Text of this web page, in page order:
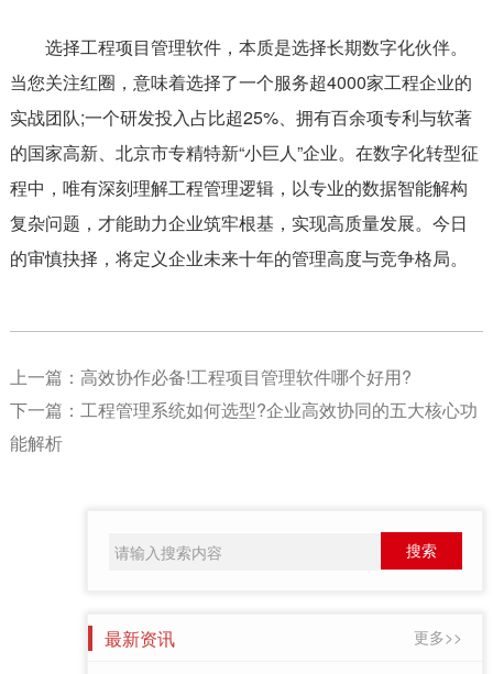
选择工程项目管理软件，本质是选择长期数字化伙伴。
当您关注红圈，意味着选择了一个服务超4000家工程企业的
实战团队;一个研发投入占比超25%、拥有百余项专利与软著
的国家高新、北京市专精特新“小巨人”企业。在数字化转型征
程中，唯有深刻理解工程管理逻辑，以专业的数据智能解构
复杂问题，才能助力企业筑牢根基，实现高质量发展。今日
的审慎抉择，将定义企业未来十年的管理高度与竞争格局。
上一篇： 高效协作必备!工程项目管理软件哪个好用?
下一篇： 工程管理系统如何选型?企业高效协同的五大核心功
能解析
最新资讯 更多>>